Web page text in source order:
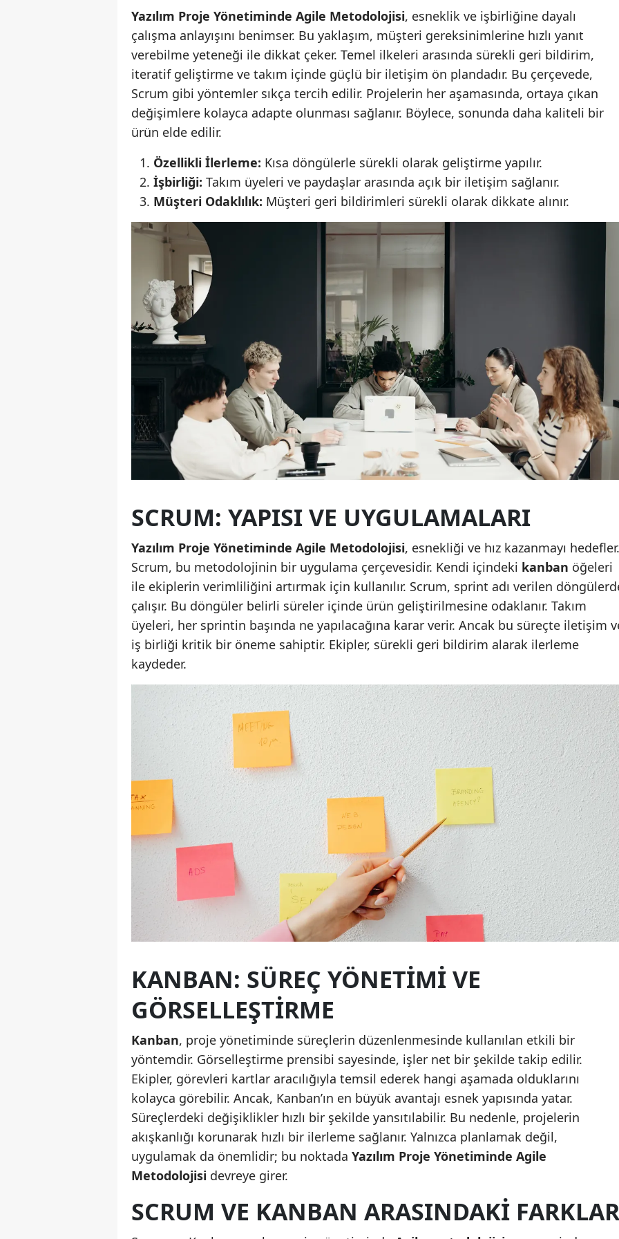
Malatya
Manisa
Kahramanmaraş
Mardin
Muş
Nevşehir
Niğde
Sakarya
Samsun
Siirt
Sinop
Sivas
Tekirdağ
Şanlıurfa
Uşak
Yozgat
Aksaray
Bayburt
Karaman
Kırıkkale
Batman
Şırnak
Bartın
Ardahan
Iğdır
Karabük
Osmaniye
Yazılım Proje Yönetiminde Agile Metodolojisi, esneklik ve işbirliğine dayalı
çalışma anlayışını benimser. Bu yaklaşım, müşteri gereksinimlerine hızlı yanıt
verebilme yeteneği ile dikkat çeker. Temel ilkeleri arasında sürekli geri bildirim,
iteratif geliştirme ve takım içinde güçlü bir iletişim ön plandadır. Bu çerçevede,
Scrum gibi yöntemler sıkça tercih edilir. Projelerin her aşamasında, ortaya çıkan
değişimlere kolayca adapte olunması sağlanır. Böylece, sonunda daha kaliteli bir
ürün elde edilir.
Özellikli İlerleme: Kısa döngülerle sürekli olarak geliştirme yapılır.
İşbirliği: Takım üyeleri ve paydaşlar arasında açık bir iletişim sağlanır.
Müşteri Odaklılık: Müşteri geri bildirimleri sürekli olarak dikkate alınır.
SCRUM: YAPISI VE UYGULAMALARI
Yazılım Proje Yönetiminde Agile Metodolojisi, esnekliği ve hız kazanmayı hedefler.
Scrum, bu metodolojinin bir uygulama çerçevesidir. Kendi içindeki kanban öğeleri
ile ekiplerin verimliliğini artırmak için kullanılır. Scrum, sprint adı verilen
çalışır. Bu döngüler belirli süreler içinde ürün geliştirilmesine odaklanır. Takım
üyeleri, her sprintin başında ne yapılacağına karar verir. Ancak bu süreçte iletişim
iş birliği kritik bir öneme sahiptir. Ekipler, sürekli geri bildirim alarak ilerleme
kaydeder.
KANBAN: SÜREÇ YÖNETIMI VE
GÖRSELLEŞTIRME
Kanban, proje yönetiminde süreçlerin düzenlenmesinde kullanılan etkili bir
yöntemdir. Görselleştirme prensibi sayesinde, işler net bir şekilde takip edilir.
Ekipler, görevleri kartlar aracılığıyla temsil ederek hangi aşamada olduklarını
kolayca görebilir. Ancak, Kanban’ın en büyük avantajı esnek yapısında yatar.
Süreçlerdeki değişiklikler hızlı bir şekilde yansıtılabilir. Bu nedenle, projelerin
akışkanlığı korunarak hızlı bir ilerleme sağlanır. Yalnızca planlamak değil,
uygulamak da önemlidir; bu noktada Yazılım Proje Yönetiminde Agile
Metodolojisi devreye girer.
SCRUM VE KANBAN ARASINDAKI FARKLAR